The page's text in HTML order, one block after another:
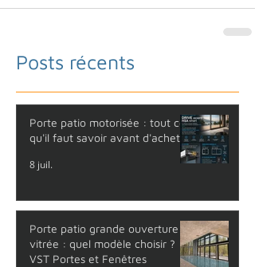
Posts récents
Porte patio motorisée : tout ce
qu'il faut savoir avant d'acheter
8 juil.
Porte patio grande ouverture
vitrée : quel modèle choisir ?
VST Portes et Fenêtres